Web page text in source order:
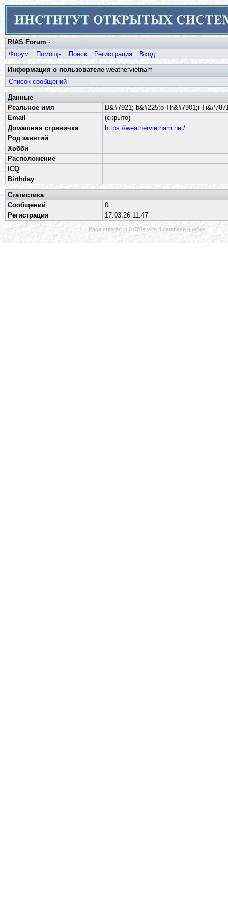
RIAS Forum -
Форум
Помощь Поиск Регистрация Вход
Информация о пользователе weathervietnam
Список сообщений
Данные
Реальное имя
D&#7921; b&#225;o Th&#7901;i
Email
(скрыто)
Домашняя страничка
https://weathervietnam.net/
Род занятий
Хобби
Расположение
ICQ
Birthday
Статистика
Сообщений
0
Регистрация
17.03.26 11:47
Page created in 0.070s with 4 database queries.